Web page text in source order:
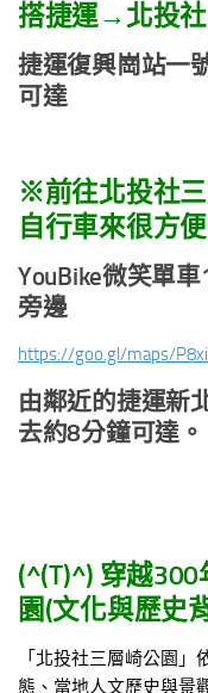
搭捷運→北投
捷運復興崗站一
可達
※前往北投社
自行車來很方便
YouBike微笑單車
旁邊
https://goo.gl/maps/
由鄰近的捷運新
去約8分鐘可達。
(^(T)^) 穿越300
園(文化與歷史
「北投社三層崎公園
態、當地人文歷史與景